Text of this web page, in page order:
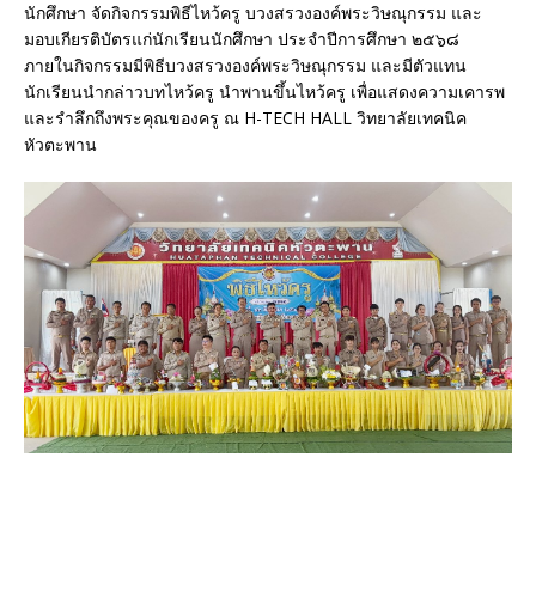
นักศึกษา จัดกิจกรรมพิธีไหว้ครู บวงสรวงองค์พระวิษณุกรรม และ
มอบเกียรติบัตรแก่นักเรียนนักศึกษา ประจำปีการศึกษา ๒๕๖๘
ภายในกิจกรรมมีพิธีบวงสรวงองค์พระวิษณุกรรม และมีตัวแทน
นักเรียนนำกล่าวบทไหว้ครู นำพานขึ้นไหว้ครู เพื่อแสดงความเคารพ
และรำลึกถึงพระคุณของครู ณ H-TECH HALL วิทยาลัยเทคนิค
หัวตะพาน